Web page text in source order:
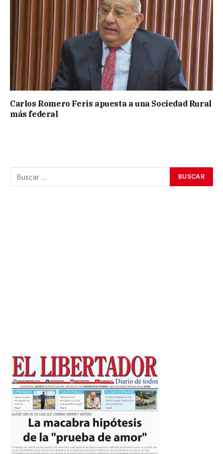
Carlos Romero Feris apuesta a una Sociedad Rural
más federal